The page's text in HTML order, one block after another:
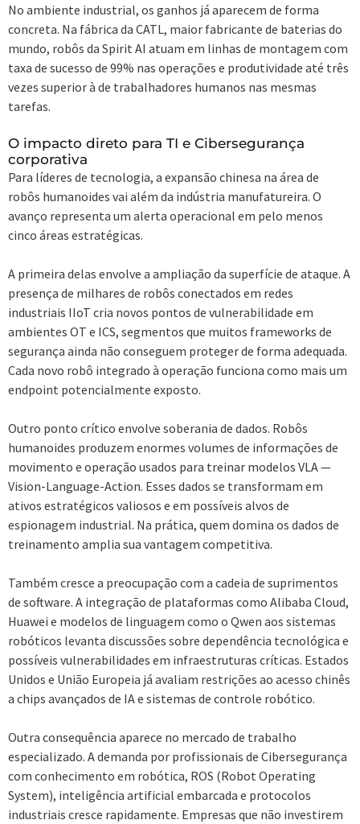
No ambiente industrial, os ganhos já aparecem de forma
concreta. Na fábrica da CATL, maior fabricante de baterias do
mundo, robôs da Spirit AI atuam em linhas de montagem com
taxa de sucesso de 99% nas operações e produtividade até três
vezes superior à de trabalhadores humanos nas mesmas
tarefas.
O impacto direto para TI e Cibersegurança
corporativa
Para líderes de tecnologia, a expansão chinesa na área de
robôs humanoides vai além da indústria manufatureira. O
avanço representa um alerta operacional em pelo menos
cinco áreas estratégicas.
A primeira delas envolve a ampliação da superfície de ataque. A
presença de milhares de robôs conectados em redes
industriais IIoT cria novos pontos de vulnerabilidade em
ambientes OT e ICS, segmentos que muitos frameworks de
segurança ainda não conseguem proteger de forma adequada.
Cada novo robô integrado à operação funciona como mais um
endpoint potencialmente exposto.
Outro ponto crítico envolve soberania de dados. Robôs
humanoides produzem enormes volumes de informações de
movimento e operação usados para treinar modelos VLA —
Vision-Language-Action. Esses dados se transformam em
ativos estratégicos valiosos e em possíveis alvos de
espionagem industrial. Na prática, quem domina os dados de
treinamento amplia sua vantagem competitiva.
Também cresce a preocupação com a cadeia de suprimentos
de software. A integração de plataformas como Alibaba Cloud,
Huawei e modelos de linguagem como o Qwen aos sistemas
robóticos levanta discussões sobre dependência tecnológica e
possíveis vulnerabilidades em infraestruturas críticas. Estados
Unidos e União Europeia já avaliam restrições ao acesso chinês
a chips avançados de IA e sistemas de controle robótico.
Outra consequência aparece no mercado de trabalho
especializado. A demanda por profissionais de Cibersegurança
com conhecimento em robótica, ROS (Robot Operating
System), inteligência artificial embarcada e protocolos
industriais cresce rapidamente. Empresas que não investirem